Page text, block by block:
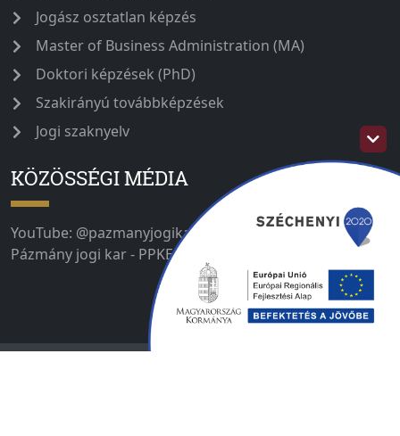
Jogász osztatlan képzés
Master of Business Administration (MA)
Doktori képzések (PhD)
Szakirányú továbbképzések
Jogi szaknyelv
KÖZÖSSÉGI MÉDIA
YouTube: @pazmanyjogikar IG: @ppke_jak_official Fb:
Pázmány jogi kar - PPKE JÁK